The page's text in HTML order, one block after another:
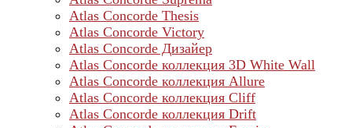
Atlas Concorde Thesis
Atlas Concorde Victory
Atlas Concorde Дизайер
Atlas Concorde коллекция 3D White Wall
Atlas Concorde коллекция Allure
Atlas Concorde коллекция Cliff
Atlas Concorde коллекция Drift